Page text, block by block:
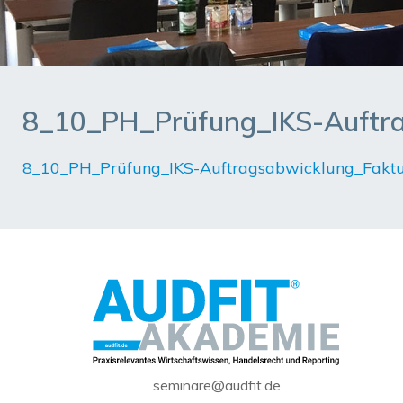
8_10_PH_Prüfung_IKS-
8_10_PH_Prüfung_IKS-
seminare@audfit.de